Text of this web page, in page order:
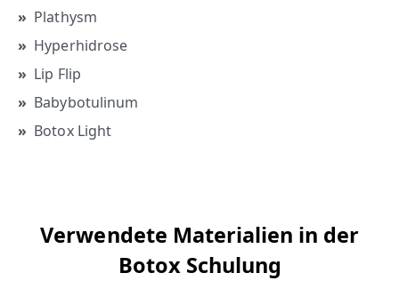
Plathysm
Hyperhidrose
Lip Flip
Babybotulinum
Botox Light
Verwendete Materialien in der
Botox Schulung